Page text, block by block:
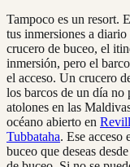
Tampoco es un resort.
tus inmersiones a
crucero de buceo, el
inmersión, pero el
el acceso. Un crucero
los barcos de un día no
atolones en las
océano abierto en
Tubbataha. Ese acceso
buceo que deseas